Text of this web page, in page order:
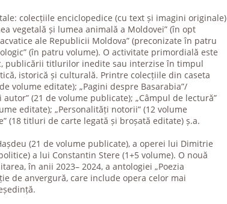
colecțiile enciclopedice (cu text și imagini originale)
vegetală și lumea animală a Moldovei” (în opt
ale Republicii Moldova” (preconizate în patru
(în patru volume). O activitate primordială este
publicării titlurilor inedite sau interzise în timpul
istorică și culturală. Printre colecțiile din caseta
volume editate); „Pagini despre Basarabia”/
(21 de volume publicate); „Câmpul de lectură”
editate); „Personalități notorii” (12 volume
(18 titluri de carte legată și broșată editate) ș.a.
(21 de volume publicate), a operei lui Dimitrie
a lui Constantin Stere (1+5 volume). O nouă
în anii 2023– 2024, a antologiei „Poezia
de anvergură, care include opera celor mai